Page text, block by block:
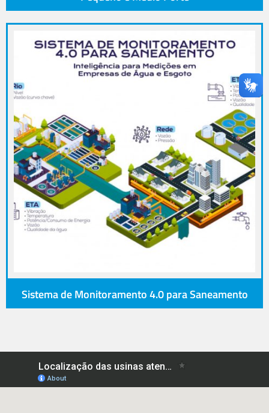
Sistema de Monitoramento 4.0 para Saneamento